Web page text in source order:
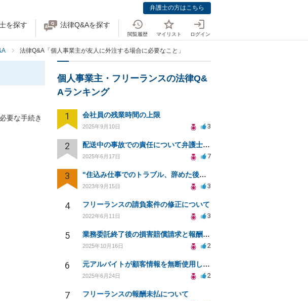
弁護士の方はこちら
を探す 法律Q&Aを探す
閲覧履歴 マイリスト ログイン
法律Q&A「個人事業主が友人に外注する場合に必要なこと」
要な手続き
個人事業主・フリーランスの法律Q&
Aランキング
1 会社員の残業時間の上限
2025年9月10日 3
2 配送中の事故での責任について弁護士に相談したい
2025年6月17日 7
3 "住込み仕事でのトラブル、辞めた後の報復、費用返済義務について教えてください"
2023年9月15日 3
4 フリーランスの請負案件の修正について
2022年6月11日 3
5 業務委託終了後の損害賠償請求と報酬返還の妥当性について
2025年10月16日 2
6 元アルバイトが顧客情報を無断使用し勧誘及び競業避止義務、法的対処法は？
2025年6月24日 2
7 フリーランスの報酬未払について